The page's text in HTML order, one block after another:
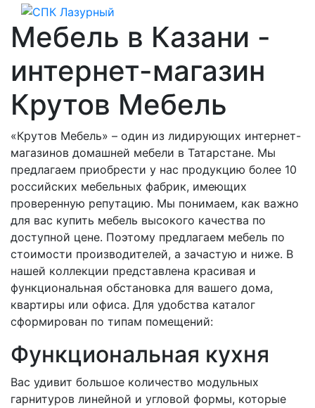
Мебель в Казани -
интернет-магазин
Крутов Мебель
«Крутов Мебель» – один из лидирующих интернет-
магазинов домашней мебели в Татарстане. Мы
предлагаем приобрести у нас продукцию более 10
российских мебельных фабрик, имеющих
проверенную репутацию. Мы понимаем, как важно
для вас купить мебель высокого качества по
доступной цене. Поэтому предлагаем мебель по
стоимости производителей, а зачастую и ниже. В
нашей коллекции представлена красивая и
функциональная обстановка для вашего дома,
квартиры или офиса. Для удобства каталог
сформирован по типам помещений:
Функциональная кухня
Вас удивит большое количество модульных
гарнитуров линейной и угловой формы, которые